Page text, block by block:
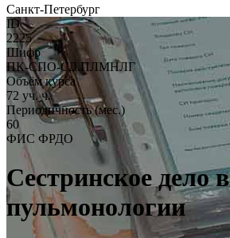
Санкт-Петербург
ID
2225
Шифр
ПК-СПО-СД.ПЛМНЛГ
Объём курса
72 уч. ч.
Периодичность (мес.)
60
ФИС ФРДО
Сестринское дело в
пульмонологии